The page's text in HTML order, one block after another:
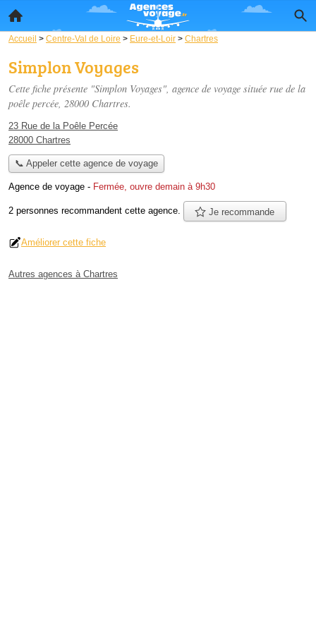
Accueil > Centre-Val de Loire > Eure-et-Loir > Chartres
Simplon Voyages
Cette fiche présente "Simplon Voyages", agence de voyage située rue de la
poêle percée, 28000 Chartres.
23 Rue de la Poêle Percée
28000 Chartres
📞 Appeler cette agence de voyage
Agence de voyage - Fermée, ouvre demain à 9h30
2 personnes recommandent cette agence. Je recommande
Améliorer cette fiche
Autres agences à Chartres